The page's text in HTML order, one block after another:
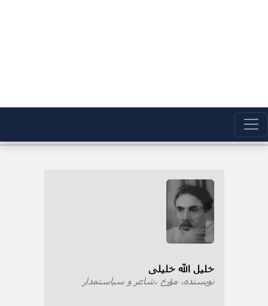
خلیل الله خلیلی
نویسنده، مؤرخ ،شاعر و سیاستمدار